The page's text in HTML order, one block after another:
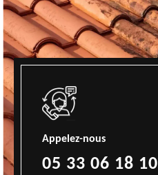
Appelez-nous
05 33 06 18 10